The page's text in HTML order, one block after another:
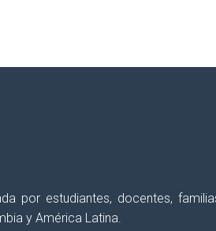
por estudiantes, docentes,
y América Latina.